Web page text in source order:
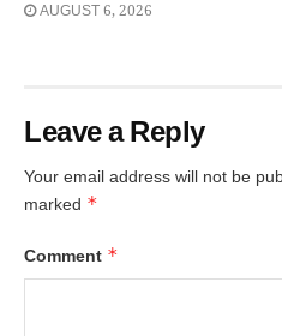
AUGUST 6, 2026
Leave a Reply
Your email address will not be
marked *
Comment *